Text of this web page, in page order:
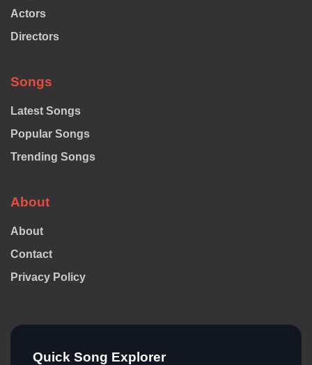
Actors
Directors
Songs
Latest Songs
Popular Songs
Trending Songs
About
About
Contact
Privacy Policy
Quick Song Explorer